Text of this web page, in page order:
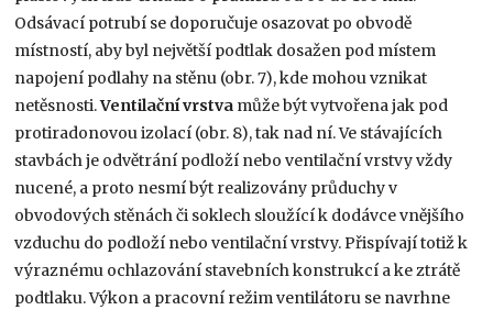
Odsávací potrubí se doporučuje osazovat po obvodě
místností, aby byl největší podtlak dosažen pod místem
napojení podlahy na stěnu (obr. 7), kde mohou vznikat
netěsnosti.Ventilační vrstva může být vytvořena jak pod
protiradonovou izolací (obr. 8), tak nad ní. Ve stávajících
stavbách je odvětrání podloží nebo ventilační vrstvy vždy
nucené, a proto nesmí být realizovány průduchy v
obvodových stěnách či soklech sloužící k dodávce vnějšího
vzduchu do podloží nebo ventilační vrstvy. Přispívají totiž k
výraznému ochlazování stavebních konstrukcí a ke ztrátě
podtlaku. Výkon a pracovní režim ventilátoru se navrhne